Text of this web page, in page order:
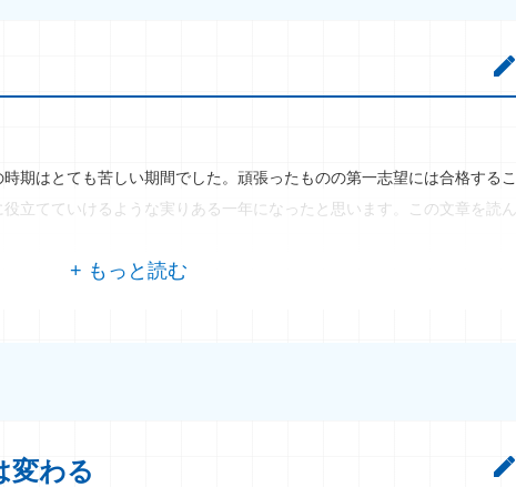
期はとても苦しい期間でした。頑張ったものの第一志望には合格するこ
立てていけるような実りある一年になったと思います。この文章を読ん
変わる